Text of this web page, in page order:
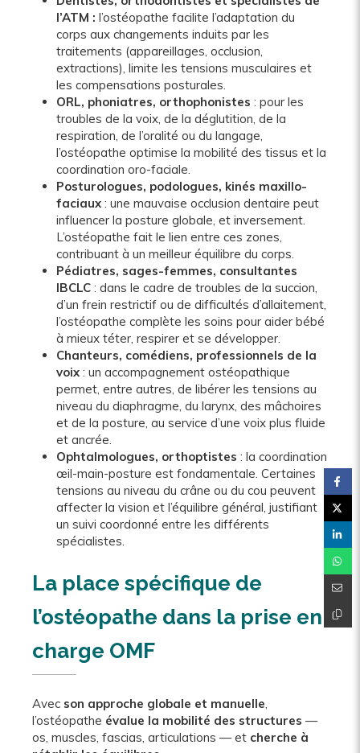
l’ATM : l’ostéopathe facilite l’adaptation du
corps aux changements induits par les
traitements (appareillages, occlusion,
extractions), limite les tensions musculaires et
les compensations posturales.
ORL, phoniatres, orthophonistes : pour les
troubles de la voix, de la déglutition, de la
respiration, de l’oralité ou du langage,
l’ostéopathe optimise la mobilité des tissus et la
coordination oro-faciale.
Posturologues, podologues, kinés maxillo-
faciaux : une mauvaise occlusion dentaire peut
influencer la posture globale, et inversement.
L’ostéopathe fait le lien entre ces zones,
contribuant à un meilleur équilibre du corps.
Pédiatres, sages-femmes, consultantes
IBCLC : dans le cadre de troubles de la succion,
d’un frein restrictif ou de difficultés d’allaitement,
l’ostéopathe complète les soins pour aider bébé
à mieux téter, respirer et se développer.
Chanteurs, comédiens, professionnels de la
voix : un accompagnement ostéopathique
permet, entre autres, de libérer les tensions au
niveau du diaphragme, du larynx, des mâchoires
et de la posture, au service d’une voix plus fluide
et ancrée.
Ophtalmologues, orthoptistes : la coordination
œil-main-posture est fondamentale. Certaines
tensions au niveau du crâne ou du cou peuvent
affecter la vision et l’équilibre général, justifiant
un suivi coordonné entre les différents
spécialistes.
La place spécifique de
l’ostéopathe dans la prise en
charge OMF
Avec son approche globale et manuelle
l’ostéopathe évalue la mobilité des structures —
os, muscles, fascias, articulations — et cherche à